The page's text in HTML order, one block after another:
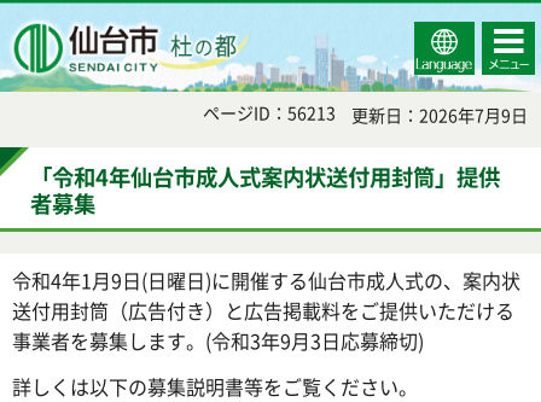
Select
Language
コンテ
ンツメ
ニュー
ページID：56213 更新日：2026年7月9日
「令和4年仙台市成人式案内状送付用封筒」提供
者募集
令和4年1月9日(日曜日)に開催する仙台市成人式の、案内状
送付用封筒（広告付き）と広告掲載料をご提供いただける
事業者を募集します。(令和3年9月3日応募締切)
詳しくは以下の募集説明書等をご覧ください。